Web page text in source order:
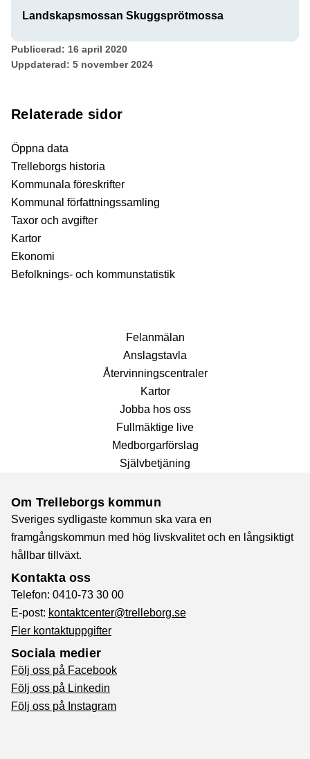
Landskapsmossan Skuggsprötmossa
Publicerad: 16 april 2020
Uppdaterad: 5 november 2024
Relaterade sidor
Öppna data
Trelleborgs historia
Kommunala föreskrifter
Kommunal författningssamling
Taxor och avgifter
Kartor
Ekonomi
Befolknings- och kommunstatistik
Fel­anmälan
Anslags­tavla
Återvinnings­centraler
Kartor
Jobba hos oss
Fullmäktige live
Medborgarförslag
Självbetjäning
Om Trelleborgs kommun
Sveriges sydligaste kommun ska vara en
framgångskommun med hög livskvalitet och en långsiktigt
hållbar tillväxt.
Kontakta oss
Telefon: 0410-73 30 00
E-post: kontaktcenter@trelleborg.se
Fler kontaktuppgifter
Sociala medier
Följ oss på Facebook
Följ oss på Linkedin
Följ oss på Instagram